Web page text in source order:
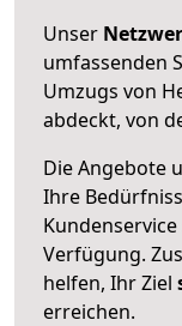
Unser
umfassenden
Umzugs von
abdeckt, von
Die Angebote
Ihre
Verfügung.
helfen, Ihr Ziel
erreichen.